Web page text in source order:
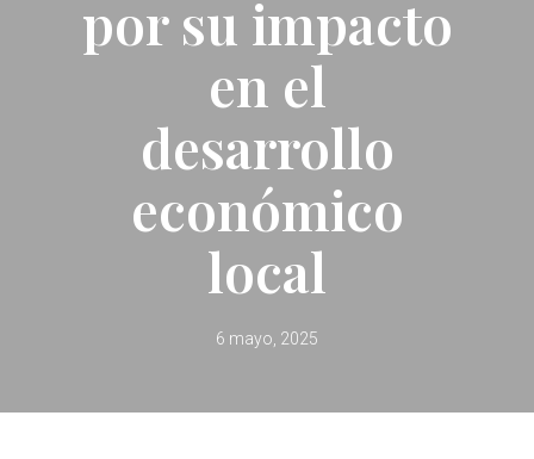
por su impacto
en el
desarrollo
económico
local
6 mayo, 2025